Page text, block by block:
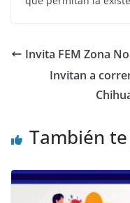
Invita FEM Zona
Invitan a
También